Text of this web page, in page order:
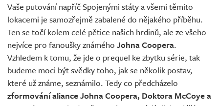
Vaše putování napříč Spojenými státy a všemi těmito
lokacemi je samozřejmě zabalené do nějakého příběhu.
Ten se točí kolem celé pětice našich hrdinů, ale ze všeho
nejvíce pro fanoušky známého Johna Coopera.
Vzhledem k tomu, že jde o prequel ke zbytku série, tak
budeme moci být svědky toho, jak se několik postav,
které už známe, seznámilo. Tedy co předcházelo
zformování aliance Johna Coopera, Doktora McCoye a